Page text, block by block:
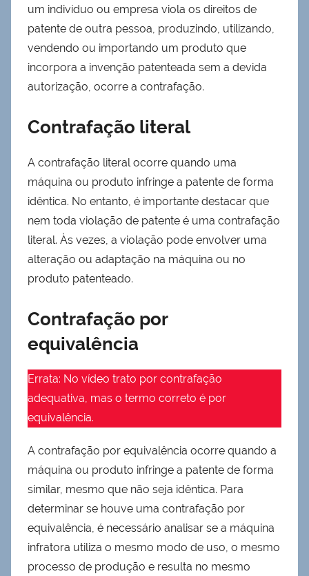
um indivíduo ou empresa viola os direitos de
patente de outra pessoa, produzindo, utilizando,
vendendo ou importando um produto que
incorpora a invenção patenteada sem a devida
autorização, ocorre a contrafação.
Contrafação literal
A contrafação literal ocorre quando uma
máquina ou produto infringe a patente de forma
idêntica. No entanto, é importante destacar que
nem toda violação de patente é uma contrafação
literal. Às vezes, a violação pode envolver uma
alteração ou adaptação na máquina ou no
produto patenteado.
Contrafação por
equivalência
Errata: No vídeo trato por contrafação
adequativa, mas o termo correto é por
equivalência.
A contrafação por equivalência ocorre quando a
máquina ou produto infringe a patente de forma
similar, mesmo que não seja idêntica. Para
determinar se houve uma contrafação por
equivalência, é necessário analisar se a máquina
infratora utiliza o mesmo modo de uso, o mesmo
processo de produção e resulta no mesmo